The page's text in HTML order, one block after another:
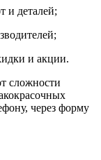
и деталей;
и акции.
сложности
через форму